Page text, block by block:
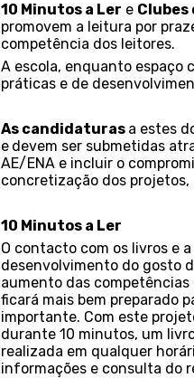
10 Minutos a Ler e Clubes
promovem a leitura por
competência dos leitores.
A escola, enquanto espaço
práticas e de
As candidaturas a estes
e devem ser submetidas
AE/ENA e incluir o
concretização dos
10 Minutos a Ler
O contacto com os livros e
desenvolvimento do gosto
aumento das competências
ficará mais bem preparado
importante. Com este
durante 10 minutos, um
realizada em qualquer
informações e consulta do